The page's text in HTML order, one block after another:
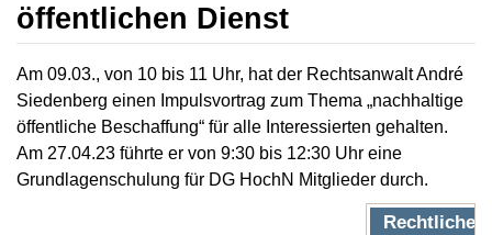
öffentlichen Dienst
Wechseln zu:Navigation ,Suche
Am 09.03., von 10 bis 11 Uhr, hat der Rechtsanwalt André
Siedenberg einen Impulsvortrag zum Thema „nachhaltige
öffentliche Beschaffung“ für alle Interessierten gehalten.
Am 27.04.23 führte er von 9:30 bis 12:30 Uhr eine
Grundlagenschulung für DG HochN Mitglieder durch.
Rechtliche